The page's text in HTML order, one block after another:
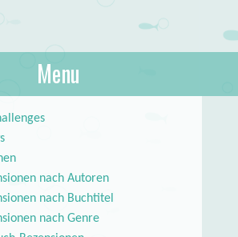
Books
lilstar.de
Menu
nach Autoren
nach Buchtitel
nach Genre